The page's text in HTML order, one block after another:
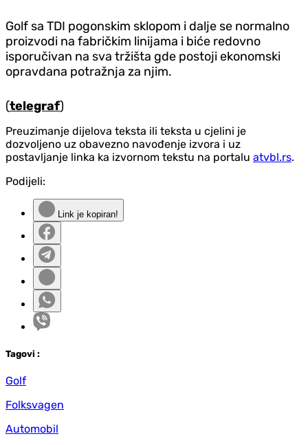
Golf sa TDI pogonskim sklopom i dalje se normalno
proizvodi na fabričkim linijama i biće redovno
isporučivan na sva tržišta gde postoji ekonomski
opravdana potražnja za njim.
(telegraf)
Preuzimanje dijelova teksta ili teksta u cjelini je
dozvoljeno uz obavezno navođenje izvora i uz
postavljanje linka ka izvornom tekstu na portalu atvbl.rs.
Podijeli:
Link je kopiran!
Tagovi :
Golf
Folksvagen
Automobil